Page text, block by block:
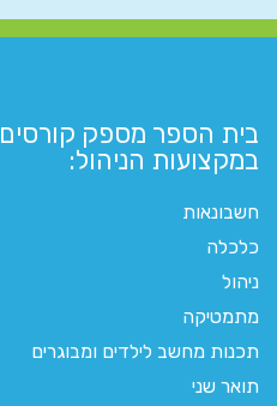
בית הספר מספק קורסים
במקצועות הניהול:
חשבונאות
כלכלה
ניהול
מתמטיקה
תכנות מחשב לילדים ומבוגרים
תואר שני